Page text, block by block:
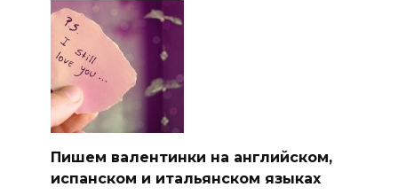
Пишем валентинки на английском,
испанском и итальянском языках